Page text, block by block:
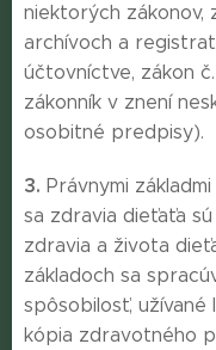
niektorých zákonov,
archívoch a
účtovníctve, zákon
zákonník v znení
osobitné predpisy).
3. Právnymi
sa zdravia dieťaťa
zdravia a života
základoch sa
spôsobilosť, užívané
kópia zdravotného